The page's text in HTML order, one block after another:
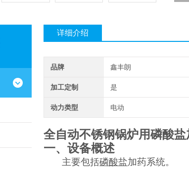
详细介绍
品牌 鑫丰朗
加工定制 是
动力类型 电动
全自动不锈钢锅炉用磷酸
一、设备概述
主要包括磷酸盐加药系统。